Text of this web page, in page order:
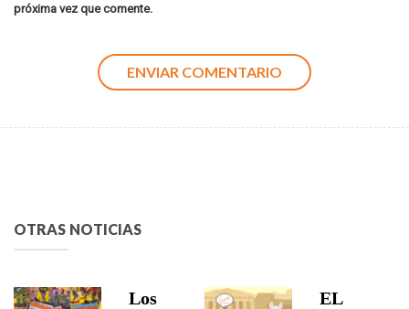
próxima vez que comente.
OTRAS NOTICIAS
Los
EL